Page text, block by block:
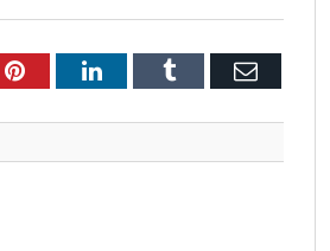
PinterestLinkedInTumblr Email